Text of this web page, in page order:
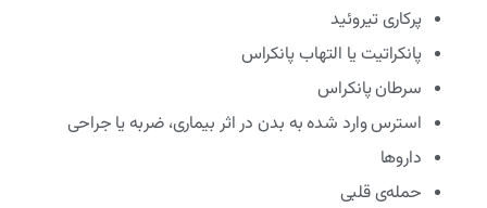
پرکاری تیروئید
پانکراتیت یا التهاب پانکراس
سرطان پانکراس
استرس وارد شده به بدن در اثر بیماری، ضربه یا جراحی
داروها
حمله‌ی قلبی